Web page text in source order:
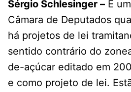
Sérgio Schlesinger – É
Câmara de Deputados
há projetos de lei
sentido contrário do
de-açúcar editado em
e como projeto de lei.